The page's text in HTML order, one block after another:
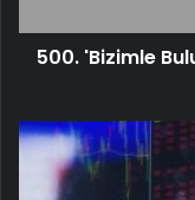
500. 'Bizimle